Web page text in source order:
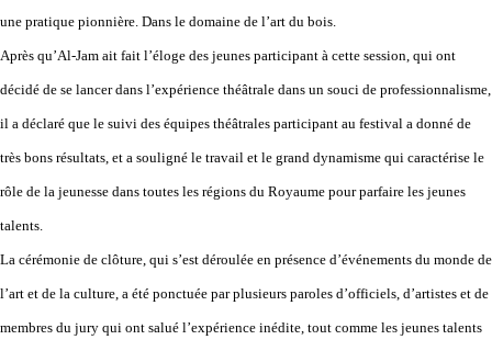
une pratique pionnière. Dans le domaine de l’art du bois.
Après qu’Al-Jam ait fait l’éloge des jeunes participant à cette session, qui ont
décidé de se lancer dans l’expérience théâtrale dans un souci de professionnalisme,
il a déclaré que le suivi des équipes théâtrales participant au festival a donné de
très bons résultats, et a souligné le travail et le grand dynamisme qui caractérise le
rôle de la jeunesse dans toutes les régions du Royaume pour parfaire les jeunes
talents.
La cérémonie de clôture, qui s’est déroulée en présence d’événements du monde de
l’art et de la culture, a été ponctuée par plusieurs paroles d’officiels, d’artistes et de
membres du jury qui ont salué l’expérience inédite, tout comme les jeunes talents